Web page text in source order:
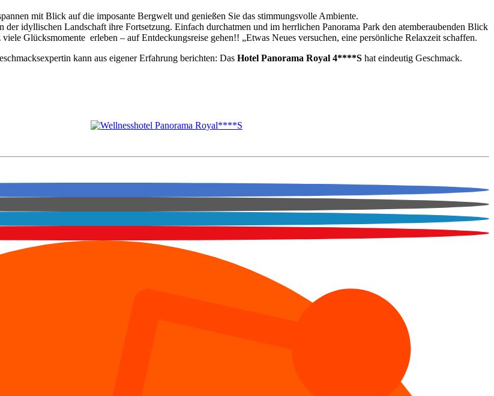
mit Blick auf die imposante Bergwelt und genießen Sie das stimmungsvolle Ambiente.
idyllischen Landschaft ihre Fortsetzung. Einfach durchatmen und im herrlichen Panorama Park den atemberaubenden Blick
Glücksmomente erleben – auf Entdeckungsreise gehen!! „Etwas Neues versuchen, eine persönliche Relaxzeit schaffen.
kann aus eigener Erfahrung berichten: Das Hotel Panorama Royal 4****S hat eindeutig Geschmack.